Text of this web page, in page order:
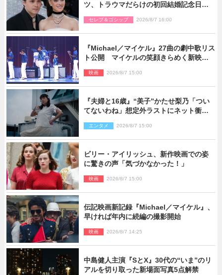
ツ、トラウマだらけの初回結婚記念日は
セレブ＆ゴシップ 2026/8/7 16:00
『Michael／マイケル』27曲の劇中歌リス
ト公開 マイケルの笑顔きらめく新映像
映画 2026/8/7 15:00
『夫婦と16歳』“美子”かたせ梨乃「つい
てないわね」想定外ラストにネット衝撃
り）
エンタメ 2026/8/7 15:00
ビリー・アイリッシュ、新作映画での姿
に驚きの声「気づかなかった！」
映画 2026/8/7 15:00
伝記映画新記録『Michael／マイケル』、
早ければ年内に続編の撮影開始
映画 2026/8/7 14:25
中島健人主演『SとX』30代の“いま”のリ
アルを切り取った新場面写真5点解禁